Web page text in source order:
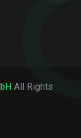
All Rights